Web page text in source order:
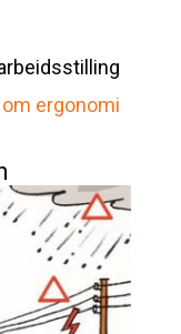
ergonomi